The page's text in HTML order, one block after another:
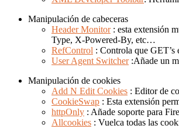
Manipulación de cabeceras
Header Monitor: esta extensión
Type, X-Powered-By, etc…
RefControl : Controla que GET’s
User Agent Switcher:Añade un
Manipulación de cookies
Add N Edit Cookies : Editor de
CookieSwap : Esta extensión
httpOnly : Añade soporte para
Allcookies : Vuelca todas las